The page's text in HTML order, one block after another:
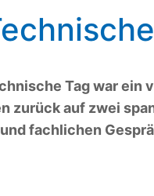
Tag war ein
zurück auf zwei
fachlichen